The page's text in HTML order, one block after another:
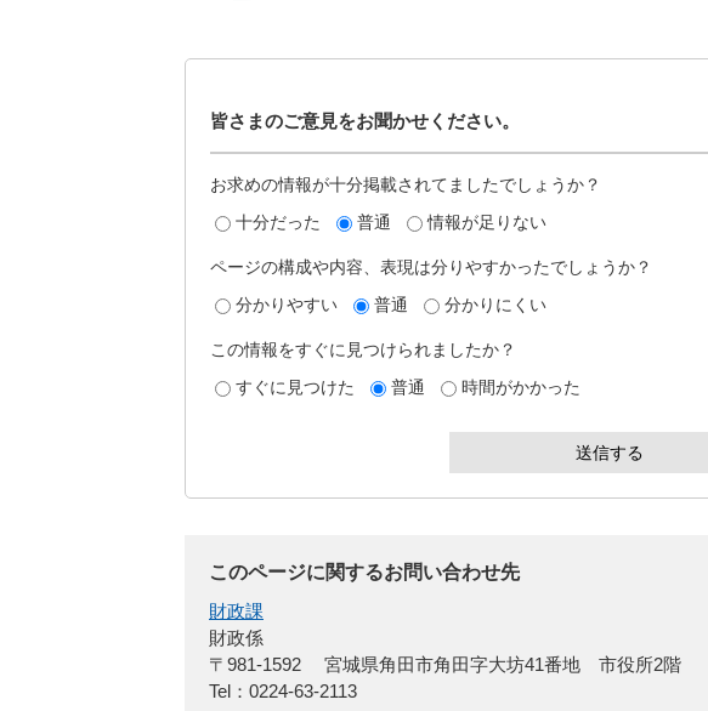
皆さまのご意見をお聞かせください。
お求めの情報が十分掲載されてましたでしょうか？
十分だった
普通 情報が足りない
ページの構成や内容、表現は分りやすかったでしょうか？
分かりやすい
普通 分かりにくい
この情報をすぐに見つけられましたか？
すぐに見つけた
普通 時間がかかった
このページに関するお問い合わせ先
財政課
財政係
〒981-1592
宮城県角田市角田字大坊41番地 市役所2階
Tel：0224-63-2113